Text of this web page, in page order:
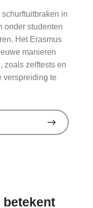
in
onder studenten
Het Erasmus
manieren
zoals zelftests en
verspreiding te